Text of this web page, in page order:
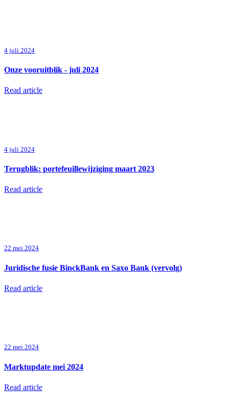
4 juli 2024
Onze vooruitblik - juli 2024
Read article
4 juli 2024
Terugblik: portefeuillewijziging maart 2023
Read article
22 mei 2024
Juridische fusie BinckBank en Saxo Bank (vervolg)
Read article
22 mei 2024
Marktupdate mei 2024
Read article